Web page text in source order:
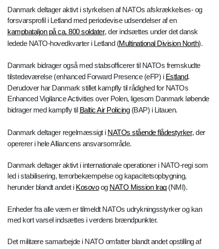
Danmark deltager aktivt i styrkelsen af NATOs afskrækkelses- og
forsvarsprofil i Letland med periodevise udsendelser af en
kampbataljon på ca. 800 soldater, der indsættes under det dansk
ledede NATO-hovedkvarter i Letland (Multinational Division North).
Danmark bidrager også med stabsofficerer til NATOs fremskudte
tilstedeværelse (enhanced Forward Presence (eFP) i Estland.
Derudover har Danmark stillet kampfly til rådighed for NATOs
Enhanced Vigilance Activities over Polen, ligesom Danmark løbende
bidrager med kampfly til Baltic Air Policing(BAP) i Litauen.
Danmark deltager regelmæssigt i NATOs stående flådestyrker, der
opererer i hele Alliancens ansvarsområde.
Danmark deltager aktivt i internationale operationer i NATO-regi som
led i stabilisering, terrorbekæmpelse og kapacitetsopbygning,
herunder blandt andet i Kosovoog NATO Mission Iraq(NMI).
Enheder fra alle værn er tilmeldt NATOs udrykningsstyrker og kan
med kort varsel indsættes i verdens brændpunkter.
Det militære samarbejde i NATO omfatter blandt andet opstilling af